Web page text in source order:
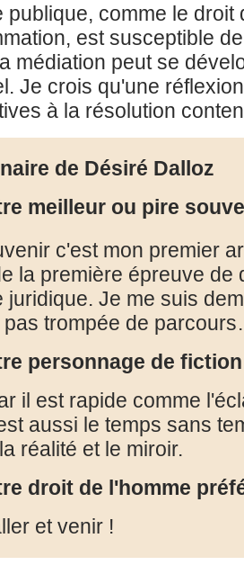
publique, comme le
est susceptible
médiation peut se
Je crois qu'une
à la résolution
de Désiré Dalloz
meilleur ou pire
c'est mon premier
la première épreuve de
juridique. Je me suis
pas trompée de
personnage de
il est rapide comme
aussi le temps sans
réalité et le miroir.
droit de l'homme
et venir !